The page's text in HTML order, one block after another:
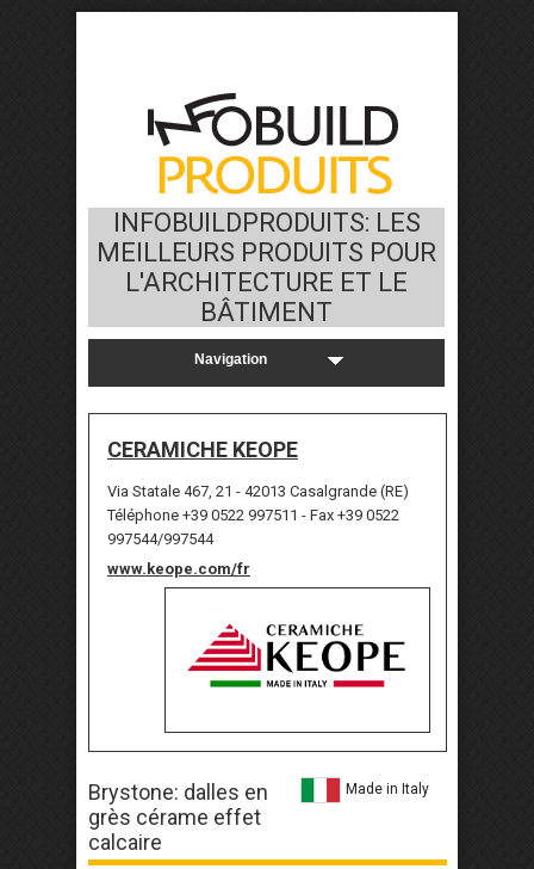
INFOBUILDPRODUITS: LES
MEILLEURS PRODUITS POUR
L'ARCHITECTURE ET LE
BÂTIMENT
CERAMICHE KEOPE
Via Statale 467, 21 - 42013 Casalgrande (RE)
Téléphone +39 0522 997511 - Fax +39 0522
997544/997544
www.keope.com/fr
Brystone: dalles en
grès cérame effet
calcaire
Made in Italy